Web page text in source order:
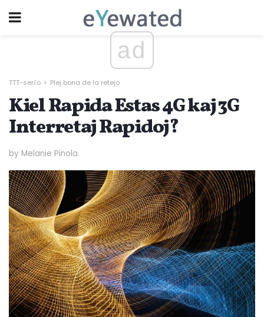
ad
TTT-serĉo Plej bona de la retejo
Kiel Rapida Estas 4G kaj 3G
Interretaj Rapidoj?
by Melanie Pinola